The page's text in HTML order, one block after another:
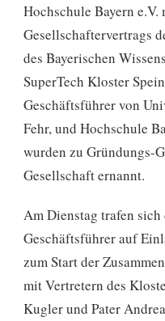
Hochschule Bayern
Gesellschaftervertrags
des Bayerischen
SuperTech Kloster
Geschäftsführer von
Fehr, und Hochschule
wurden zu Gründungs-
Gesellschaft ernannt.
Am Dienstag trafen
Geschäftsführer auf
zum Start der
mit Vertretern des
Kugler und Pater